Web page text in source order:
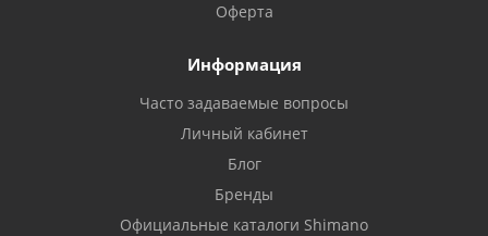
Оферта
Информация
Часто задаваемые вопросы
Личный кабинет
Блог
Бренды
Официальные каталоги Shimano